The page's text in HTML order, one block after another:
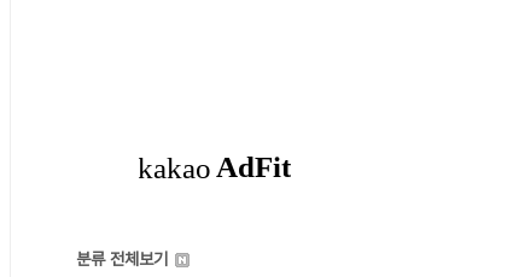
분류 전체보기